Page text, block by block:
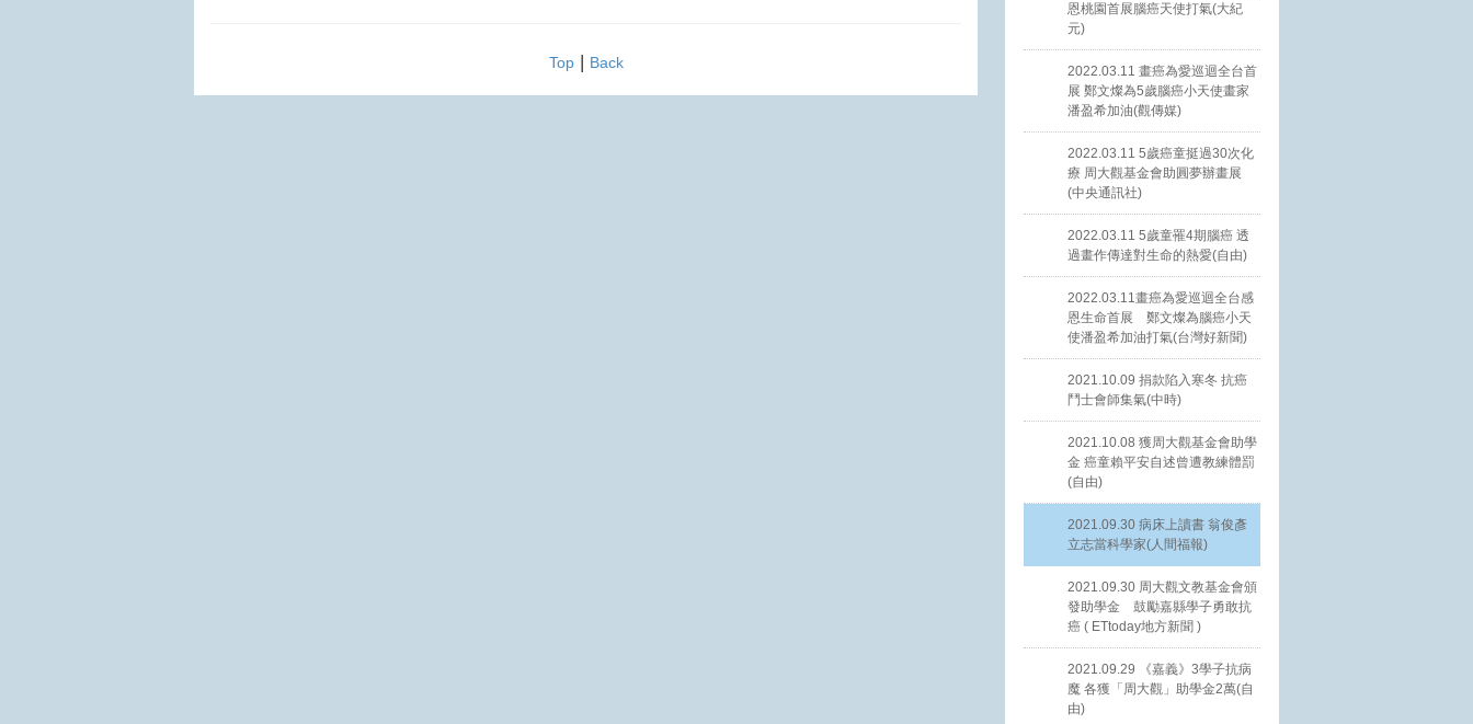
Top| Back
恩桃園首展腦癌天使打氣(大紀
元)
2022.03.11 畫癌為愛巡迴全台首
展 鄭文燦為5歲腦癌小天使畫家
潘盈希加油(觀傳媒)
2022.03.11 5歲癌童挺過30次化
療 周大觀基金會助圓夢辦畫展
(中央通訊社)
2022.03.11 5歲童罹4期腦癌 透
過畫作傳達對生命的熱愛(自由)
2022.03.11畫癌為愛巡迴全台感
恩生命首展 鄭文燦為腦癌小天
使潘盈希加油打氣(台灣好新聞)
2021.10.09 捐款陷入寒冬 抗癌
鬥士會師集氣(中時)
2021.10.08 獲周大觀基金會助學
金 癌童賴平安自述曾遭教練體罰
(自由)
2021.09.30 病床上讀書 翁俊彥
立志當科學家(人間福報)
2021.09.30 周大觀文教基金會頒
發助學金 鼓勵嘉縣學子勇敢抗
癌 ( ETtoday地方新聞 )
2021.09.29 《嘉義》3學子抗病
魔 各獲「周大觀」助學金2萬(自
由)